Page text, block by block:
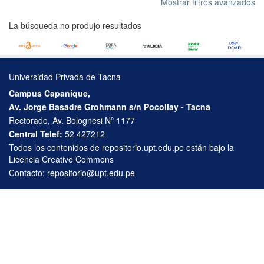
La búsqueda no produjo resultados
Universidad Privada de Tacna
Campus Capanique,
Av. Jorge Basadre Grohmann s/n Pocollay - Tacna
Rectorado, Av. Bolognesi Nº 1177
Central Telef: 52 427212
Todos los contenidos de repositorio.upt.edu.pe están bajo la
Licencia Creative Commons
Contacto: repositorio@upt.edu.pe